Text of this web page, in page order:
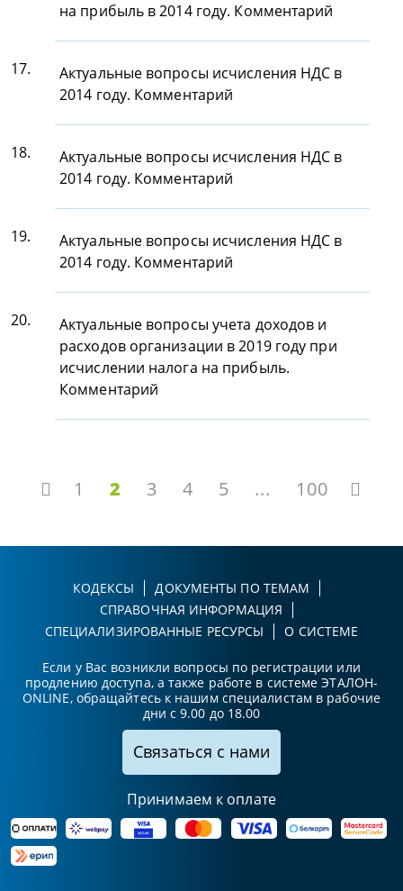
на прибыль в 2014 году. Комментарий
17.
Актуальные вопросы исчисления НДС в
2014 году. Комментарий
18.
Актуальные вопросы исчисления НДС в
2014 году. Комментарий
19.
Актуальные вопросы исчисления НДС в
2014 году. Комментарий
20.
Актуальные вопросы учета доходов и
расходов организации в 2019 году при
исчислении налога на прибыль.
Комментарий
1 2 3 4 5 ... 100
КОДЕКСЫ
ДОКУМЕНТЫ ПО ТЕМАМ
СПРАВОЧНАЯ ИНФОРМАЦИЯ
СПЕЦИАЛИЗИРОВАННЫЕ РЕСУРСЫ
О СИСТЕМЕ
Если у Вас возникли вопросы по регистрации или
продлению доступа, а также работе в системе ЭТАЛОН-
ONLINE, обращайтесь к нашим специалистам в рабочие
дни с 9.00 до 18.00
Связаться с нами
Принимаем к оплате